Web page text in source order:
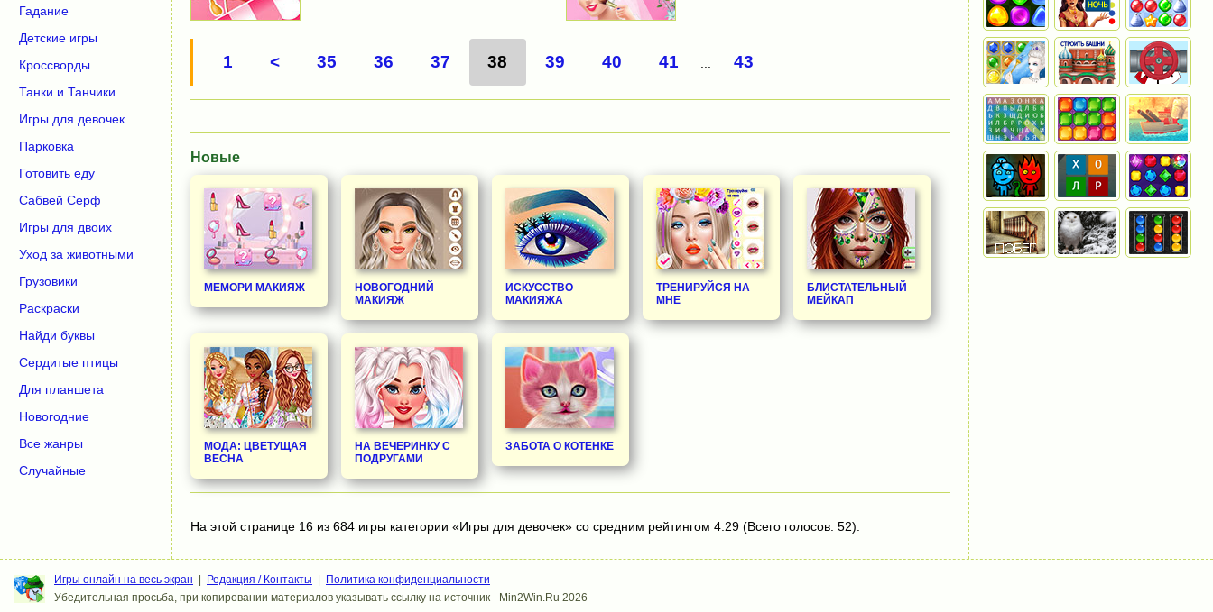
1 < 35 36 37 38 39 40 41 43
Новые
МЕМОРИ МАКИЯЖ
НОВОГОДНИЙ
МАКИЯЖ
ИСКУССТВО
МАКИЯЖА
ТРЕНИРУЙСЯ НА
МНЕ
БЛИСТАТЕЛЬНЫЙ
МЕЙКАП
МОДА: ЦВЕТУЩАЯ
ВЕСНА
НА ВЕЧЕРИНКУ С
ПОДРУГАМИ
ЗАБОТА О КОТЕНКЕ
На этой странице 16 из 684 игры категории «Игры для девочек» со средним рейтингом 4.29 (Всего голосов: 52).
Гадание
Детские игры
Кроссворды
Танки и Танчики
Игры для девочек
Парковка
Готовить еду
Сабвей Серф
Игры для двоих
Уход за животными
Грузовики
Раскраски
Найди буквы
Сердитые птицы
Для планшета
Новогодние
Все жанры
Случайные
Игры онлайн на весь экран | Редакция / Контакты | Политика конфиденциальности
Убедительная просьба, при копировании материалов указывать ссылку на источник - Min2Win.Ru 2026